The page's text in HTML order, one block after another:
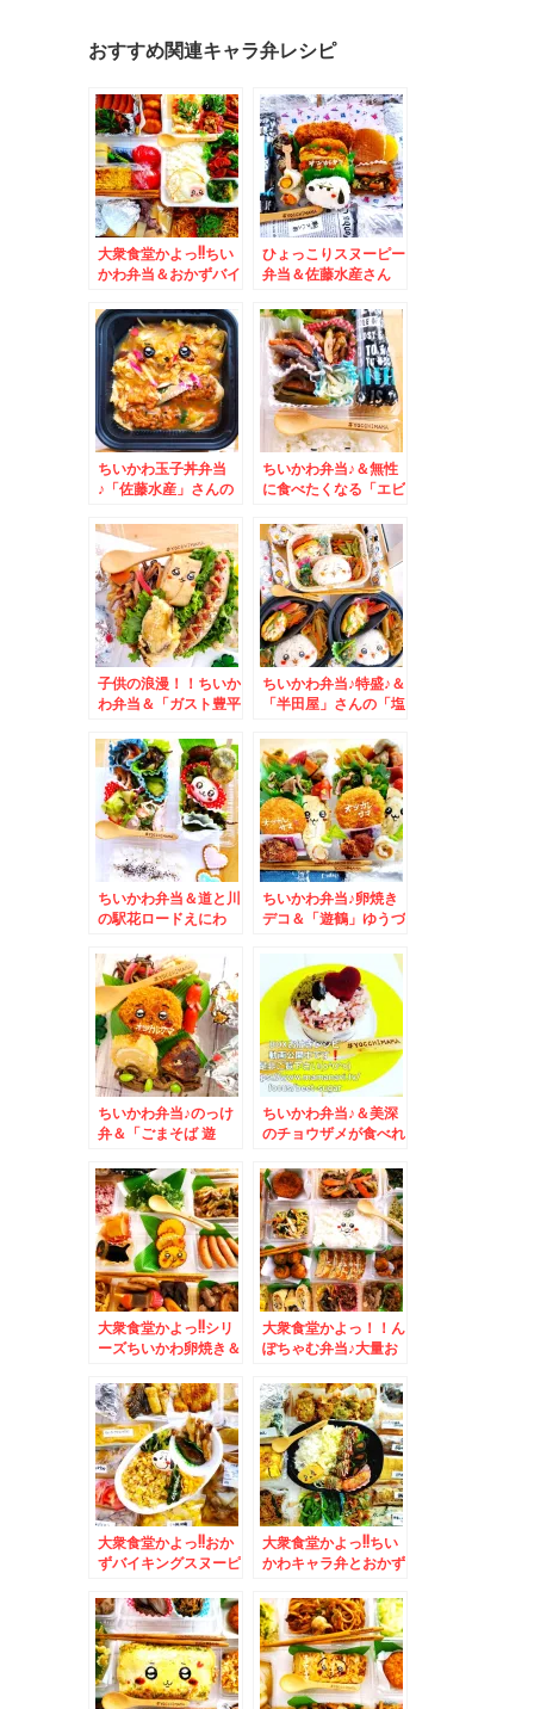
おすすめ関連キャラ弁レシピ
大衆食堂かよっ!!ちい
かわ弁当＆おかずバイ
駅弁「弁菜亭」さんの
「本店」でいただく
「かつとじ定食」(*
´艸`*)あったか出来立
てかに飯もお勧めで
す！
ひょっこりスヌーピー
弁当＆佐藤水産さん
ー」の手まり筋子おに
ぎりが絶品！！！
ちいかわ玉子丼弁当
♪「佐藤水産」さんの
ぎり」「たらこおにぎ
り」「海鮮パフェ」
徒歩圏にできたぁぁぁ
(´；ω；`)ｳｩｩ
ちいかわ弁当♪＆無性
に食べたくなる「エビ
`*)
子供の浪漫！！ちいか
わ弁当＆「ガスト豊平
Σ(ﾟДﾟ)そして美味(*
´艸`*)
ちいかわ弁当♪特盛♪＆
「半田屋」さんの「塩
てボリューミーな件
ちいかわ弁当＆道と川
の駅花ロードえにわ
「かぼちゃプリンパ
ン」(*´艸`*)
ちいかわ弁当♪卵焼き
デコ＆「遊鶴」ゆうづ
ンチ」おろしそば最強
☆
ちいかわ弁当♪のっけ
弁＆「ごまそば 遊
ランチ」♪は、やっぱ
り「おろしそば」が好
き(*´艸`*)
ちいかわ弁当♪＆美深
のチョウザメが食べれ
「パパクックキッチ
ン」のお料理が凄すぎ
るっ！！
大衆食堂かよっ!!シリ
ーズちいかわ卵焼き＆
バイG線」さんの「サ
ンドイッチモーニン
グ」
大衆食堂かよっ！！ん
ぽちゃむ弁当♪大量お
グ「ゲートイン」さん
の「モーニングセッ
ト」お洒落で盛りだく
さん(*´艸`*)
大衆食堂かよっ!!おか
ずバイキングスヌーピ
三平」さんの「塩ラー
メン」がやっぱり美味
しすぎるっ(*´艸`*)
大衆食堂かよっ!!ちい
かわキャラ弁とおかず
町「popoteポポッ
ト」さんの「しょうが
焼き定食」(*´艸`*)